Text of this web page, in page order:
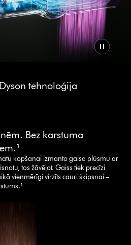
tehnoloģija
Bez karstuma
kopšanai izmanto gaisa plūsmu ar
tos žāvējot. Gaiss tiek precīzi
vienmērīgi virzīts cauri šķipsnai –